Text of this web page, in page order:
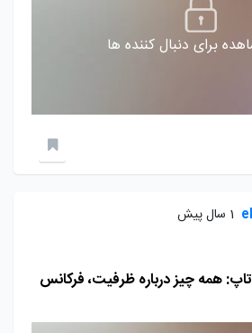
برای دنبال کننده ها
1 سال پیش
همه چیز درباره ظرفیت، فرکانس